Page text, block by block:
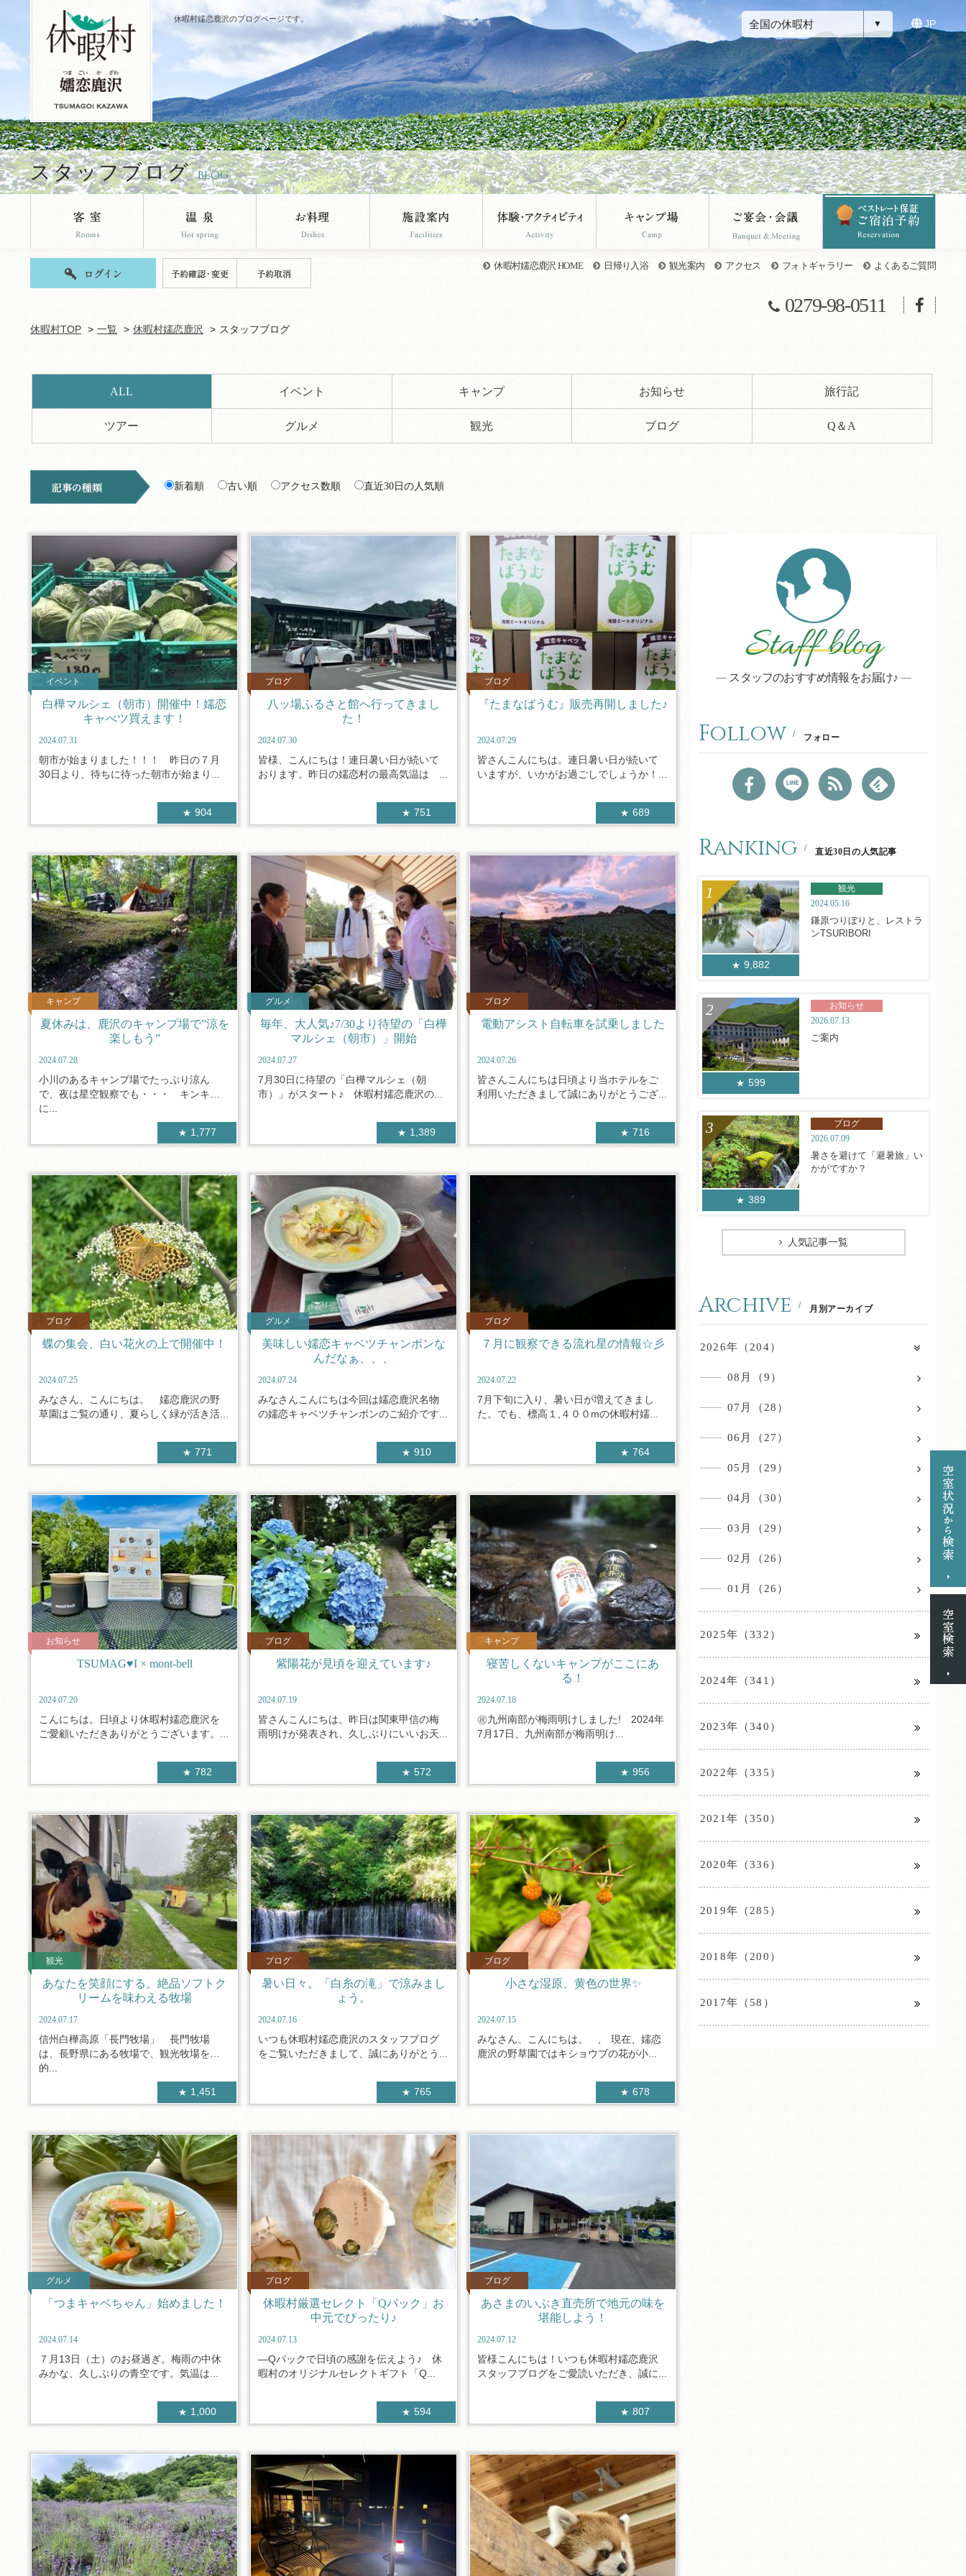
休暇村嬬恋鹿沢のブログページです。 全国の休暇村 JP
スタッフブログ BLOG
休暇村嬬恋鹿沢 HOME 日帰り入浴 観光案内 アクセス フォトギャラリー よくあるご質問
0279-98-0511
休暇村TOP 一覧 休暇村嬬恋鹿沢 スタッフブログ
ALL イベント キャンプ お知らせ 旅行記
ツアー グルメ 観光 ブログ Q＆A
新着順 古い順 アクセス数順 直近30日の人気順
イベント
白樺マルシェ（朝市）開催中！嬬恋
キャべツ買えます！
2024.07.31
朝市が始まりました！！！ 昨日の７月
30日より、待ちに待った朝市が始まり...
904
ブログ
八ッ場ふるさと館へ行ってきまし
た！
2024.07.30
皆様、こんにちは！連日暑い日が続いて
おります。昨日の嬬恋村の最高気温は ...
751
ブログ
『たまなばうむ』販売再開しました♪
2024.07.29
皆さんこんにちは。連日暑い日が続いて
いますが、いかがお過ごしでしょうか！...
689
キャンプ
夏休みは、鹿沢のキャンプ場で”涼を
楽しもう”
2024.07.28
小川のあるキャンプ場でたっぷり涼ん
で、夜は星空観察でも・・・ キンキン
に...
1,777
グルメ
毎年、大人気♪7/30より待望の「白樺
マルシェ（朝市）」開始
2024.07.27
7月30日に待望の「白樺マルシェ（朝
市）」がスタート♪ 休暇村嬬恋鹿沢の...
1,389
ブログ
電動アシスト自転車を試乗しました
2024.07.26
皆さんこんにちは日頃より当ホテルをご
利用いただきまして誠にありがとうござ...
716
ブログ
蝶の集会、白い花火の上で開催中！
2024.07.25
みなさん、こんにちは。 嬬恋鹿沢の野
草園はご覧の通り、夏らしく緑が活き活...
771
グルメ
美味しい嬬恋キャベツチャンポンな
んだなぁ、、、
2024.07.24
みなさんこんにちは今回は嬬恋鹿沢名物
の嬬恋キャベツチャンポンのご紹介です...
910
ブログ
７月に観察できる流れ星の情報☆彡
2024.07.22
7月下旬に入り、暑い日が増えてきまし
た。でも、標高１,４００mの休暇村嬬...
764
お知らせ
TSUMAG♥I × mont-bell
2024.07.20
こんにちは。日頃より休暇村嬬恋鹿沢を
ご愛顧いただきありがとうございます。...
782
ブログ
紫陽花が見頃を迎えています♪
2024.07.19
皆さんこんにちは。昨日は関東甲信の梅
雨明けが発表され、久しぶりにいいお天...
572
キャンプ
寝苦しくないキャンプがここにあ
る！
2024.07.18
㊗九州南部が梅雨明けしました! 2024年
7月17日、九州南部が梅雨明け...
956
観光
あなたを笑顔にする。絶品ソフトク
リームを味わえる牧場
2024.07.17
信州白樺高原「長門牧場」 長門牧場
は、長野県にある牧場で、観光牧場を目
的...
1,451
ブログ
暑い日々。「白糸の滝」で涼みまし
ょう。
2024.07.16
いつも休暇村嬬恋鹿沢のスタッフブログ
をご覧いただきまして、誠にありがとう...
765
ブログ
小さな湿原、黄色の世界✨
2024.07.15
みなさん、こんにちは。 , 現在、嬬恋
鹿沢の野草園ではキショウブの花が小...
678
グルメ
「つまキャベちゃん」始めました！
2024.07.14
７月13日（土）のお昼過ぎ。梅雨の中休
みかな、久しぶりの青空です。気温は...
1,000
ブログ
休暇村厳選セレクト「Qパック」お
中元でぴったり♪
2024.07.13
―Qパックで日頃の感謝を伝えよう♪ 休
暇村のオリジナルセレクトギフト「Q...
594
ブログ
あさまのいぶき直売所で地元の味を
堪能しよう！
2024.07.12
皆様こんにちは！いつも休暇村嬬恋鹿沢
スタッフブログをご愛読いただき、誠に...
807
Staff blog
スタッフのおすすめ情報をお届け♪
Follow フォロー
Ranking 直近30日の人気記事
9,882
観光
2024.05.16
鎌原つりぼりと、レストラ
ンTSURIBORI
599
お知らせ
2026.07.13
ご案内
389
ブログ
2026.07.09
暑さを避けて「避暑旅」い
かがですか？
人気記事一覧
Archive 月別アーカイブ
2026年（204）
08月（9）
07月（28）
06月（27）
05月（29）
04月（30）
03月（29）
02月（26）
01月（26）
2025年（332）
2024年（341）
2023年（340）
2022年（335）
2021年（350）
2020年（336）
2019年（285）
2018年（200）
2017年（58）